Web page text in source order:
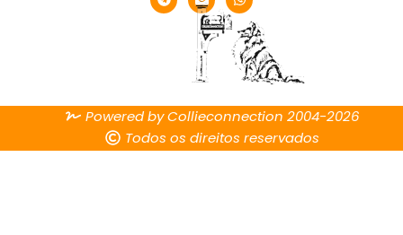
Powered by Collieconnection 2004-2026
Todos os direitos reservados